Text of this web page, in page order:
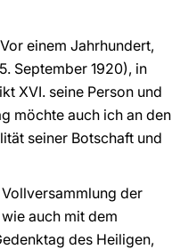
einem Jahrhundert,
September 1920), in
XVI. seine Person und
möchte auch ich an den
seiner Botschaft und
der
auch mit dem
des Heiligen,